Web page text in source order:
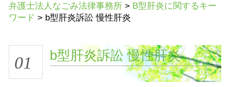
弁護士法人なごみ法律事務所 > B型肝炎に関するキー
ワード > b型肝炎訴訟 慢性肝炎
01 b型肝炎訴訟 慢性肝炎